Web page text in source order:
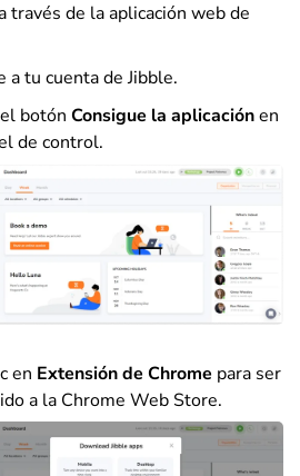
través de la aplicación web de
a tu cuenta de Jibble.
botón Consigue la aplicaciónen
de control.
en Extensión de Chrome para ser
a la Chrome Web Store.